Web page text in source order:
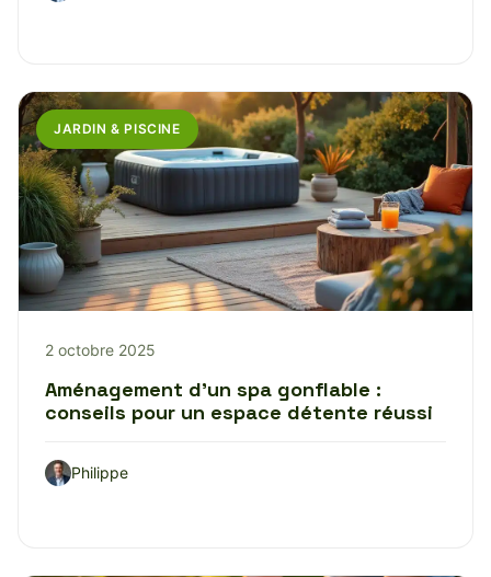
JARDIN & PISCINE
2 octobre 2025
Aménagement d’un spa gonflable :
conseils pour un espace détente réussi
Philippe